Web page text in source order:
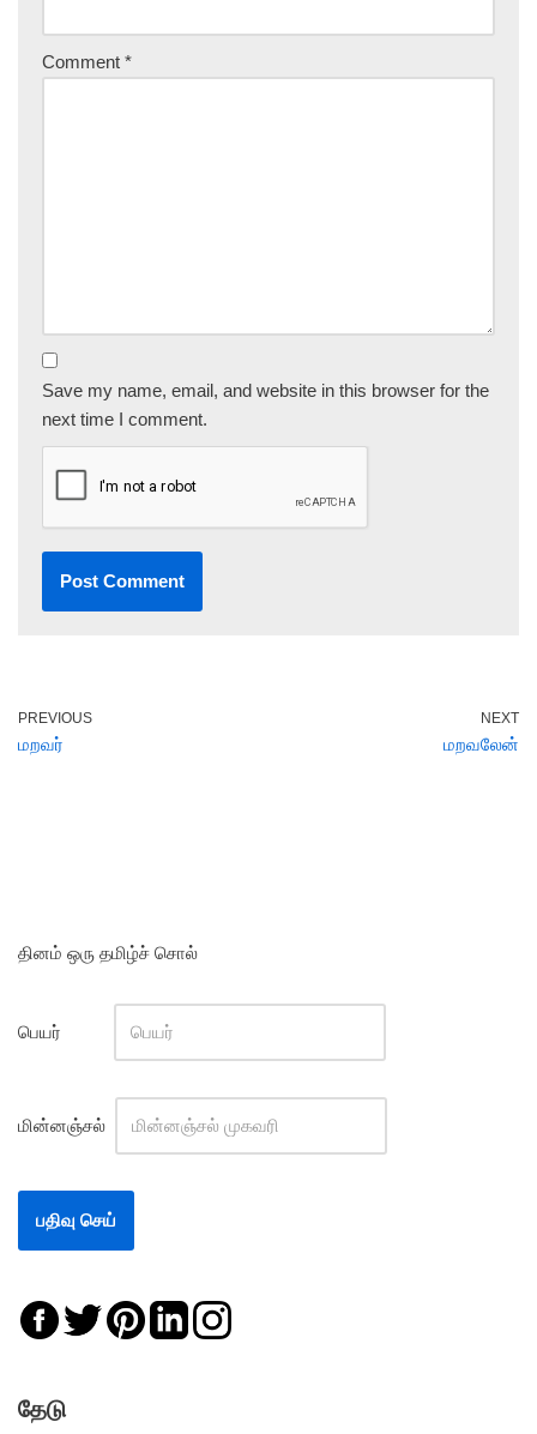
Comment *
Save my name, email, and website in this browser for the
next time I comment.
PREVIOUS
மறவர்
NEXT
மறவலேன்
தினம் ஒரு தமிழ்ச் சொல்
பெயர்
மின்னஞ்சல்
தேடு